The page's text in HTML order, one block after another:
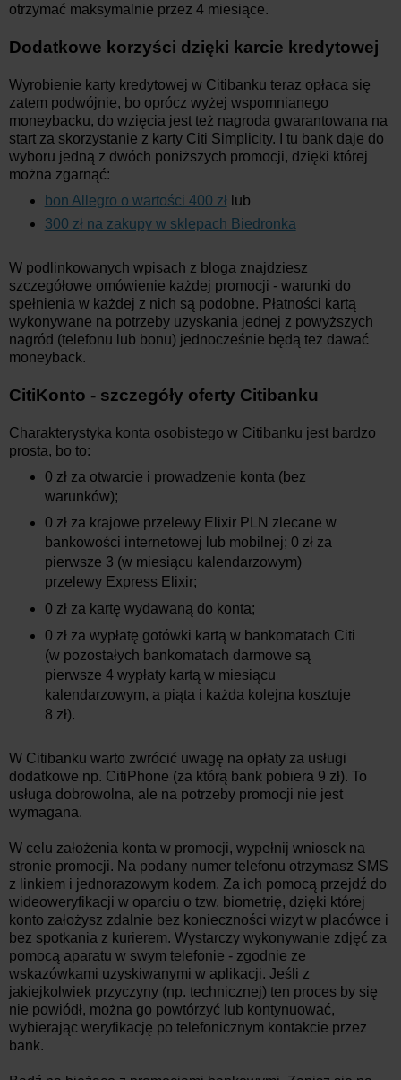
otrzymać maksymalnie przez 4 miesiące.
Dodatkowe korzyści dzięki karcie kredytowej
Wyrobienie karty kredytowej w Citibanku teraz opłaca się
zatem podwójnie, bo oprócz wyżej wspomnianego
moneybacku, do wzięcia jest też nagroda gwarantowana na
start za skorzystanie z karty Citi Simplicity. I tu bank daje do
wyboru jedną z dwóch poniższych promocji, dzięki której
można zgarnąć:
bon Allegro o wartości 400 zł
lub
300 zł na zakupy w sklepach Biedronka
W podlinkowanych wpisach z bloga znajdziesz
szczegółowe omówienie każdej promocji - warunki do
spełnienia w każdej z nich są podobne. Płatności kartą
wykonywane na potrzeby uzyskania jednej z powyższych
nagród (telefonu lub bonu) jednocześnie będą też dawać
moneyback.
CitiKonto - szczegóły oferty Citibanku
Charakterystyka konta osobistego w Citibanku jest bardzo
prosta, bo to:
0 zł za otwarcie i prowadzenie konta (bez
warunków);
0 zł za krajowe przelewy Elixir PLN zlecane w
bankowości internetowej lub mobilnej; 0 zł za
pierwsze 3 (w miesiącu kalendarzowym)
przelewy Express Elixir;
0 zł za kartę wydawaną do konta;
0 zł za wypłatę gotówki kartą w bankomatach Citi
(w pozostałych bankomatach darmowe są
pierwsze 4 wypłaty kartą w miesiącu
kalendarzowym, a piąta i każda kolejna kosztuje
8 zł).
W Citibanku warto zwrócić uwagę na opłaty za usługi
dodatkowe np. CitiPhone (za którą bank pobiera 9 zł). To
usługa dobrowolna, ale na potrzeby promocji nie jest
wymagana.
W celu założenia konta w promocji, wypełnij wniosek na
stronie promocji. Na podany numer telefonu otrzymasz SMS
z linkiem i jednorazowym kodem. Za ich pomocą przejdź do
wideoweryfikacji w oparciu o tzw. biometrię, dzięki której
konto założysz zdalnie bez konieczności wizyt w placówce i
bez spotkania z kurierem. Wystarczy wykonywanie zdjęć za
pomocą aparatu w swym telefonie - zgodnie ze
wskazówkami uzyskiwanymi w aplikacji. Jeśli z
jakiejkolwiek przyczyny (np. technicznej) ten proces by się
nie powiódł, można go powtórzyć lub kontynuować,
wybierając weryfikację po telefonicznym kontakcie przez
bank.